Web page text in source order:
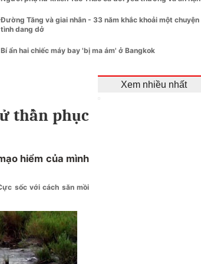
Đường Tăng và giai nhân - 33 năm khắc khoải một chuyện
tình dang dở
Bí ẩn hai chiếc máy bay 'bị ma ám' ở Bangkok
thần phục
hiểm của mình
sốc với cách săn mồi
Xem nhiều nhất